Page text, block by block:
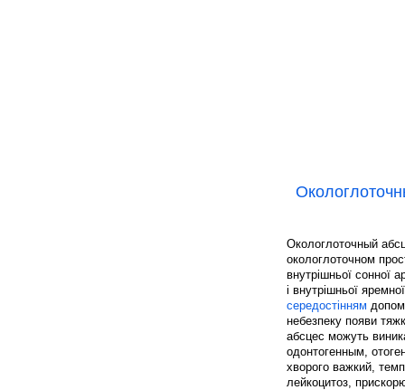
Окологлоточный
окологлоточном
внутрішньої сонної
і внутрішньої
середостінням
небезпеку появи
абсцес можуть
одонтогенным,
хворого важкий,
лейкоцитоз,